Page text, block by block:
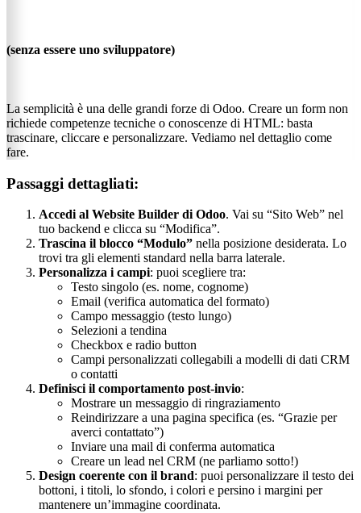
(senza essere uno sviluppatore)
La semplicità è una delle grandi forze di Odoo. Creare un form non
richiede competenze tecniche o conoscenze di HTML: basta
trascinare, cliccare e personalizzare. Vediamo nel dettaglio come
fare.
Passaggi dettagliati:
Accedi al Website Builder di Odoo. Vai su “Sito Web” nel
tuo backend e clicca su “Modifica”.
Trascina il blocco “Modulo” nella posizione desiderata. Lo
trovi tra gli elementi standard nella barra laterale.
Personalizza i campi: puoi scegliere tra:
Testo singolo (es. nome, cognome)
Email (verifica automatica del formato)
Campo messaggio (testo lungo)
Selezioni a tendina
Checkbox e radio button
Campi personalizzati collegabili a modelli di dati CRM
o contatti
Definisci il comportamento post-invio:
Mostrare un messaggio di ringraziamento
Reindirizzare a una pagina specifica (es. “Grazie per
averci contattato”)
Inviare una mail di conferma automatica
Creare un lead nel CRM (ne parliamo sotto!)
Design coerente con il brand: puoi personalizzare il testo dei
bottoni, i titoli, lo sfondo, i colori e persino i margini per
mantenere un’immagine coordinata.